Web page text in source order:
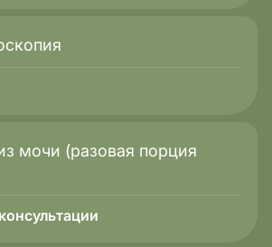
мочи (разовая порция